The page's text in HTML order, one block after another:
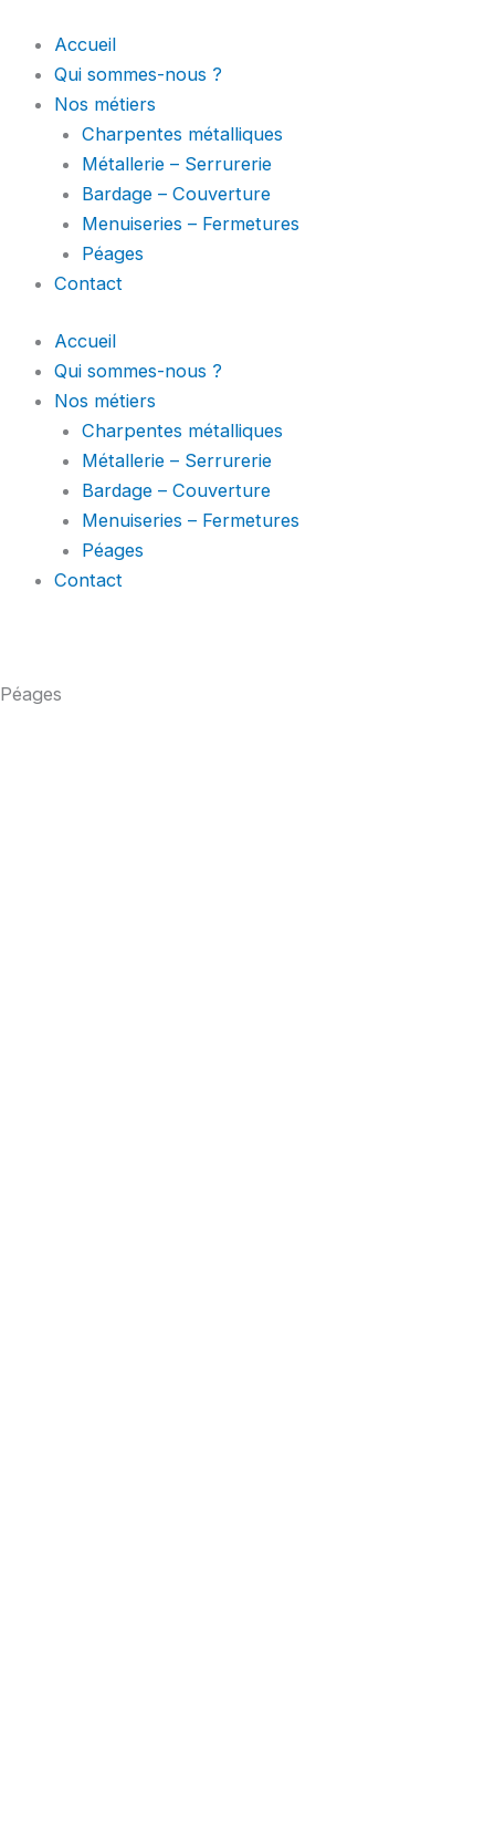
contenu
Accueil
Qui sommes-nous ?
Nos métiers
Charpentes métalliques
Métallerie – Serrurerie
Bardage – Couverture
Menuiseries – Fermetures
Péages
Contact
Accueil
Qui sommes-nous ?
Nos métiers
Charpentes métalliques
Métallerie – Serrurerie
Bardage – Couverture
Menuiseries – Fermetures
Péages
Contact
Péages